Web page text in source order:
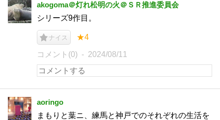
akogoma＠灯れ松明の火＠ＳＲ推進委員会
シリーズ9作目。
ナイス ★4
コメント(0) 2024/08/11
aoringo
まもりと葉ニ、練馬と神戸でのそれぞれの生活を